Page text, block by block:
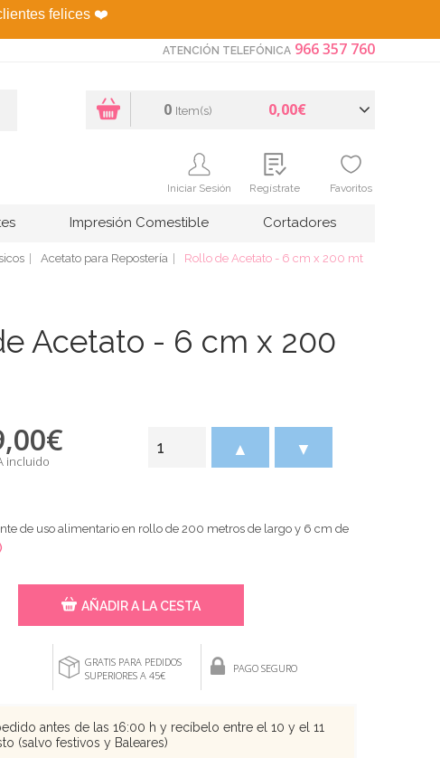
felices ❤️
ATENCIÓN TELEFÓNICA 966 357 760
0 Item(s) 0,00€
Iniciar Sesión Regístrate Favoritos
Impresión Comestible Cortadores
Acetato para Repostería Rollo de Acetato - 6 cm x 200 mt
Acetato - 6 cm x 200
€
incluido
▲ ▼
de uso alimentario en rollo de 200 metros de largo y 6 cm de
AÑADIR A LA CESTA
GRATIS PARA PEDIDOS
SUPERIORES A 45€
PAGO SEGURO
antes de las 16:00 h y recíbelo entre el 10 y el 11
(salvo festivos y Baleares)